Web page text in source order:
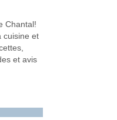
Chantal!
cuisine et
et avis